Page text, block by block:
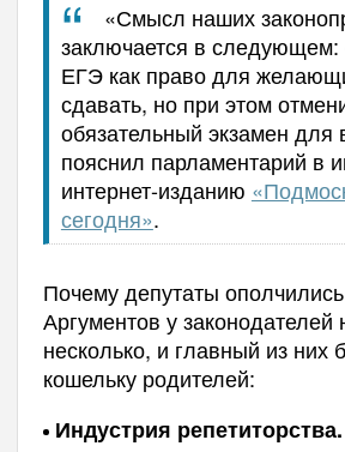
«Смысл наших
заключается в следующем:
ЕГЭ как право для
сдавать, но при этом
обязательный экзамен
пояснил парламентарий в
интернет-изданию
сегодня».
Почему депутаты
Аргументов у законодателей
несколько, и главный из них
кошельку родителей:
Индустрия репетиторства.